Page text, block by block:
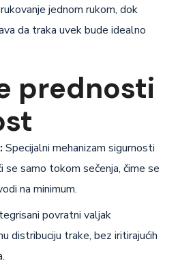
jednom rukom, dok
da traka uvek bude idealno
prednosti
Specijalni mehanizam sigurnosti
se samo tokom sečenja, čime se
na minimum.
povratni valjak
distribuciju trake, bez iritirajućih